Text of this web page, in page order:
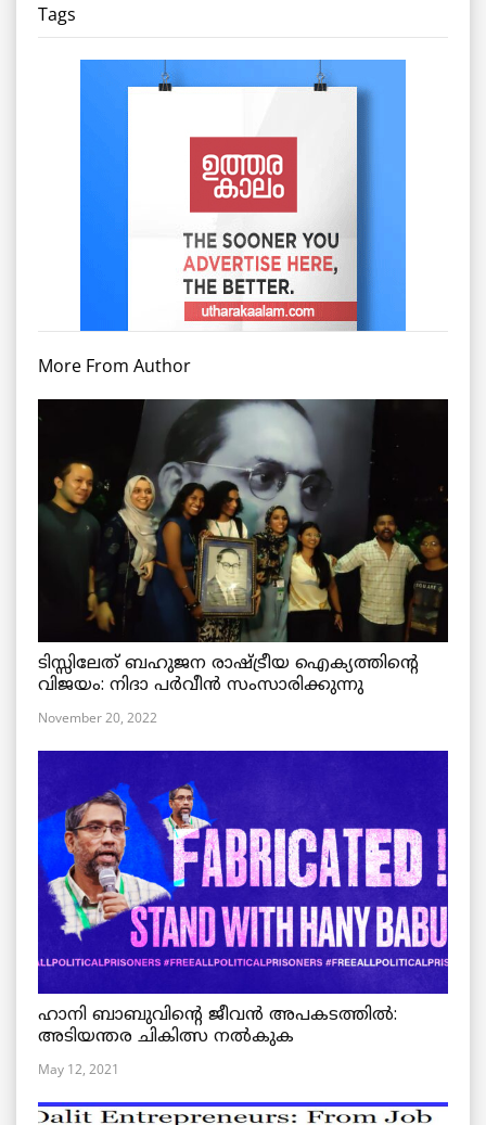
Tags
More From Author
ടിസ്സിലേത് ബഹുജന രാഷ്ട്രീയ ഐക്യത്തിന്റെ
വിജയം: നിദാ പർവീൻ സംസാരിക്കുന്നു
November 20, 2022
ഹാനി ബാബുവിന്റെ ജീവൻ അപകടത്തിൽ:
അടിയന്തര ചികിത്സ നൽകുക
May 12, 2021